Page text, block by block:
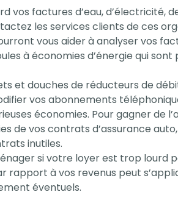
vos factures d’eau, d’électricité,
les services clients de ces
vous aider à analyser vos
à économies d’énergie qui
et douches de réducteurs de débit
vos abonnements
économies. Pour gagner de
de vos contrats d’assurance
inutiles.
si votre loyer est trop lourd
rapport à vos revenus peut
éventuels.